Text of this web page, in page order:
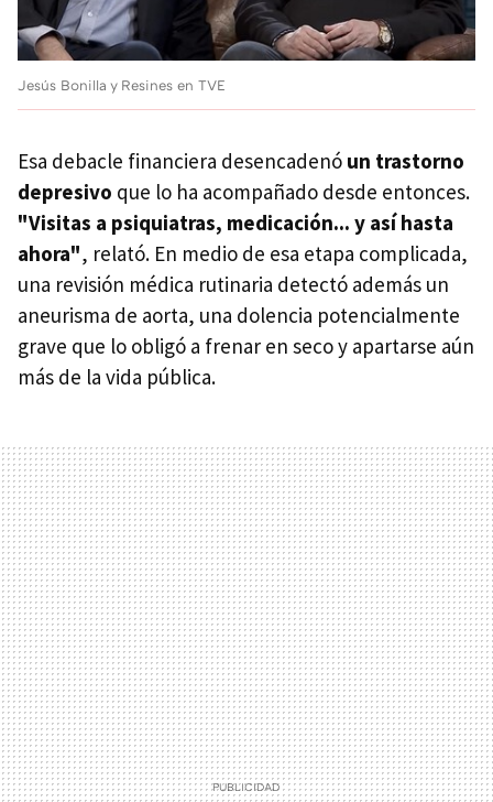
Jesús Bonilla y Resines en TVE
Esa debacle financiera desencadenó un trastorno
depresivo que lo ha acompañado desde entonces.
"Visitas a psiquiatras, medicación... y así hasta
ahora", relató. En medio de esa etapa complicada,
una revisión médica rutinaria detectó además un
aneurisma de aorta, una dolencia potencialmente
grave que lo obligó a frenar en seco y apartarse aún
más de la vida pública.